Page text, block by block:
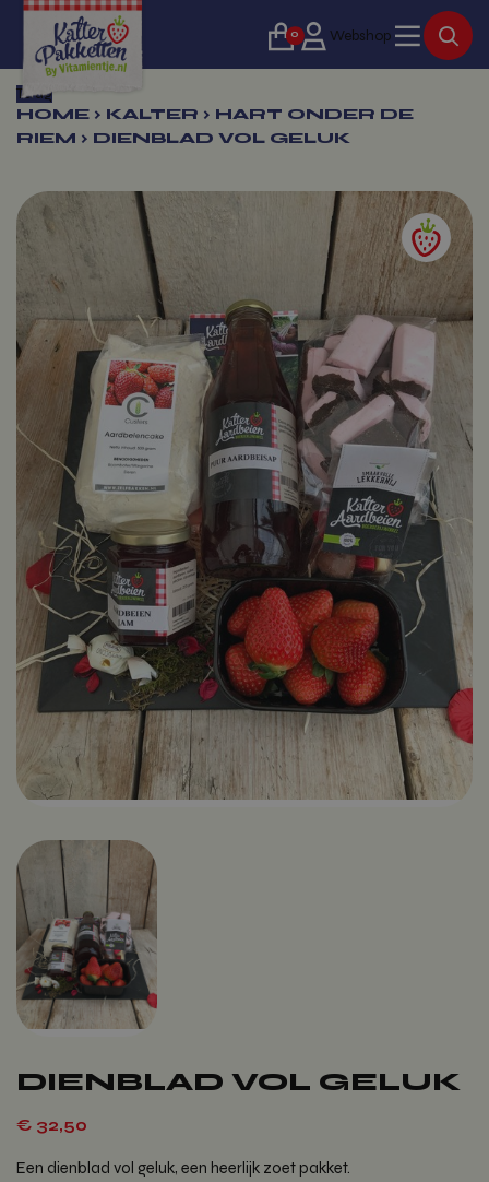
0 Webshop
Terug
HOME › KALTER › HART ONDER DE
RIEM › DIENBLAD VOL GELUK
DIENBLAD VOL GELUK
€ 32,50
Een dienblad vol geluk, een heerlijk zoet pakket.